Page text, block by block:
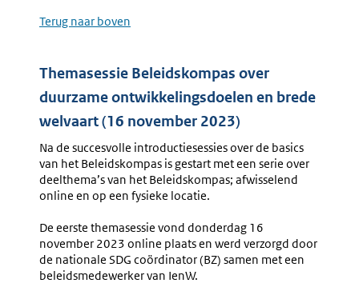
Terug naar boven
Themasessie Beleidskompas over
duurzame ontwikkelingsdoelen en brede
welvaart (16 november 2023)
Na de succesvolle introductiesessies over de basics
van het Beleidskompas is gestart met een serie over
deelthema’s van het Beleidskompas; afwisselend
online en op een fysieke locatie.
De eerste themasessie vond donderdag 16
november 2023 online plaats en werd verzorgd door
de nationale SDG coördinator (BZ) samen met een
beleidsmedewerker van IenW.